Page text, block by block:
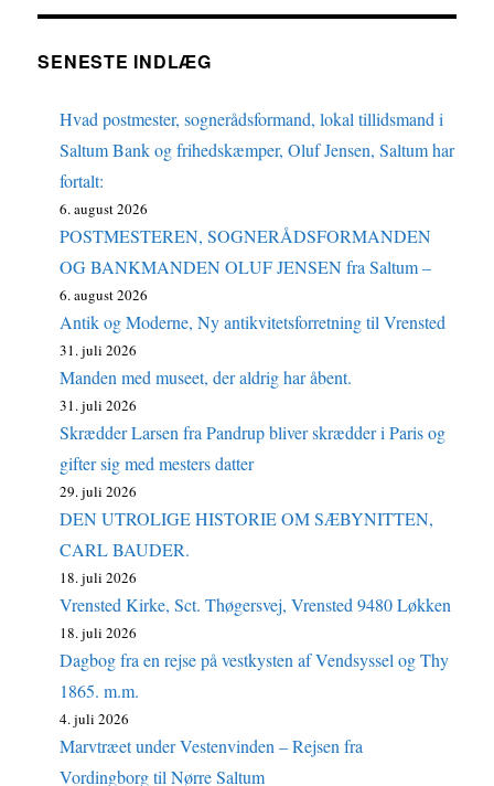
SENESTE INDLÆG
Hvad postmester, sognerådsformand, lokal tillidsmand i
Saltum Bank og frihedskæmper, Oluf Jensen, Saltum har
fortalt:
6. august 2026
POSTMESTEREN, SOGNERÅDSFORMANDEN
OG BANKMANDEN OLUF JENSEN fra Saltum –
6. august 2026
Antik og Moderne, Ny antikvitetsforretning til Vrensted
31. juli 2026
Manden med museet, der aldrig har åbent.
31. juli 2026
Skrædder Larsen fra Pandrup bliver skrædder i Paris og
gifter sig med mesters datter
29. juli 2026
DEN UTROLIGE HISTORIE OM SÆBYNITTEN,
CARL BAUDER.
18. juli 2026
Vrensted Kirke, Sct. Thøgersvej, Vrensted 9480 Løkken
18. juli 2026
Dagbog fra en rejse på vestkysten af Vendsyssel og Thy
1865. m.m.
4. juli 2026
Marvtræet under Vestenvinden – Rejsen fra
Vordingborg til Nørre Saltum